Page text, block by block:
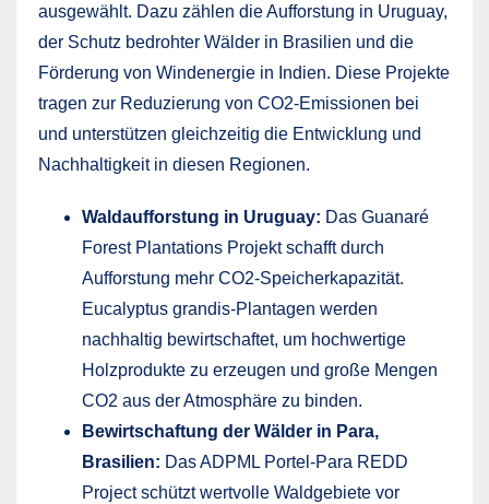
ausgewählt. Dazu zählen die Aufforstung in Uruguay,
der Schutz bedrohter Wälder in Brasilien und die
Förderung von Windenergie in Indien. Diese Projekte
tragen zur Reduzierung von CO2-Emissionen bei
und unterstützen gleichzeitig die Entwicklung und
Nachhaltigkeit in diesen Regionen.
Waldaufforstung in Uruguay: Das Guanaré
Forest Plantations Projekt schafft durch
Aufforstung mehr CO2-Speicherkapazität.
Eucalyptus grandis-Plantagen werden
nachhaltig bewirtschaftet, um hochwertige
Holzprodukte zu erzeugen und große Mengen
CO2 aus der Atmosphäre zu binden.
Bewirtschaftung der Wälder in Para,
Brasilien: Das ADPML Portel-Para REDD
Project schützt wertvolle Waldgebiete vor